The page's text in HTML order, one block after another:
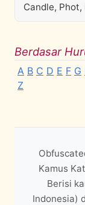
Candle, Phot,
Berdasar
A B C D E F G
Z
Kamus
Berisi
Indonesia)